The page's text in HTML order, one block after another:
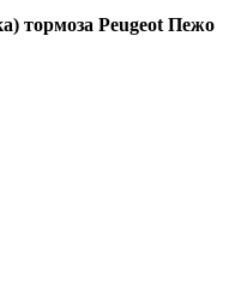
тормоза Peugeot Пежо